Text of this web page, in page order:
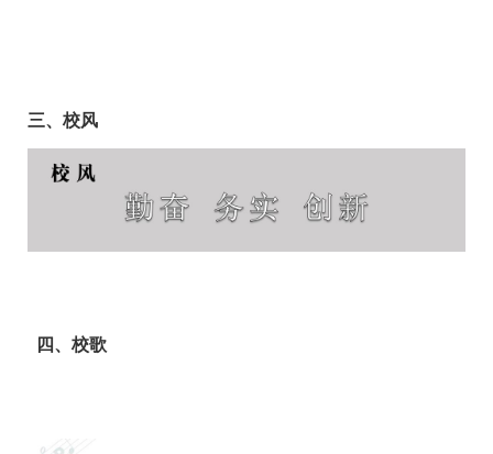
三、校风
四、校歌